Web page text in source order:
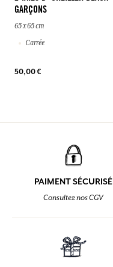
GARÇONS
65 x 65 cm
Carrée
50,00 €
PAIMENT SÉCURISÉ
Consultez nos CGV